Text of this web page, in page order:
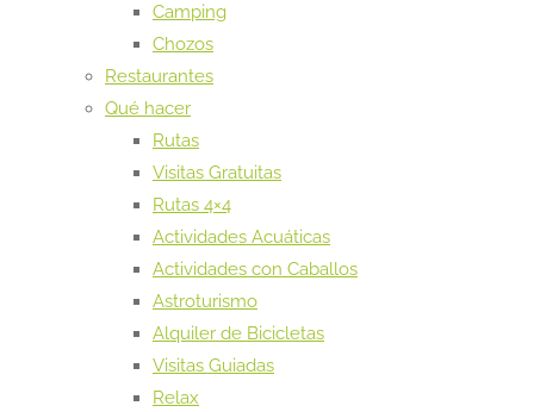
Camping
Chozos
Restaurantes
Qué hacer
Rutas
Visitas Gratuitas
Rutas 4×4
Actividades Acuáticas
Actividades con Caballos
Astroturismo
Alquiler de Bicicletas
Visitas Guiadas
Relax